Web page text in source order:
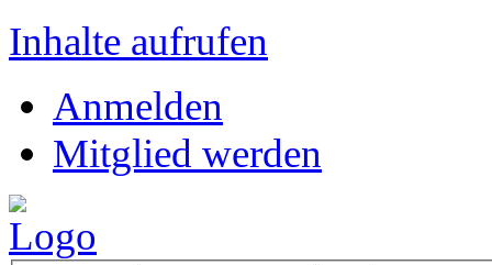
Inhalte aufrufen
Anmelden
Mitglied werden